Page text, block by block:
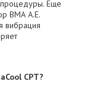
процедуры. Еще
ВМА А.Е.
вибрация
CPT?